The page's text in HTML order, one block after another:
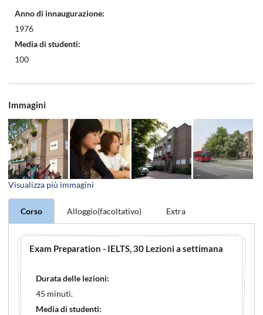
Anno di innaugurazione:
1976
Media di studenti:
100
Immagini
Visualizza più immagini
Corso Alloggio(facoltativo) Extra
Exam Preparation - IELTS, 30 Lezioni a settimana
Durata delle lezioni:
45 minuti.
Media di studenti: